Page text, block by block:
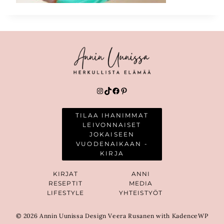
Instagram
TikTok
Facebook
Pinterest
TILAA IHANIMMAT
LEIVONNAISET
JOKAISEEN
VUODENAIKAAN -
KIRJA
KIRJAT
RESEPTIT
LIFESTYLE
ANNI
MEDIA
YHTEISTYÖT
© 2026 Annin Uunissa Design Veera Rusanen with KadenceWP